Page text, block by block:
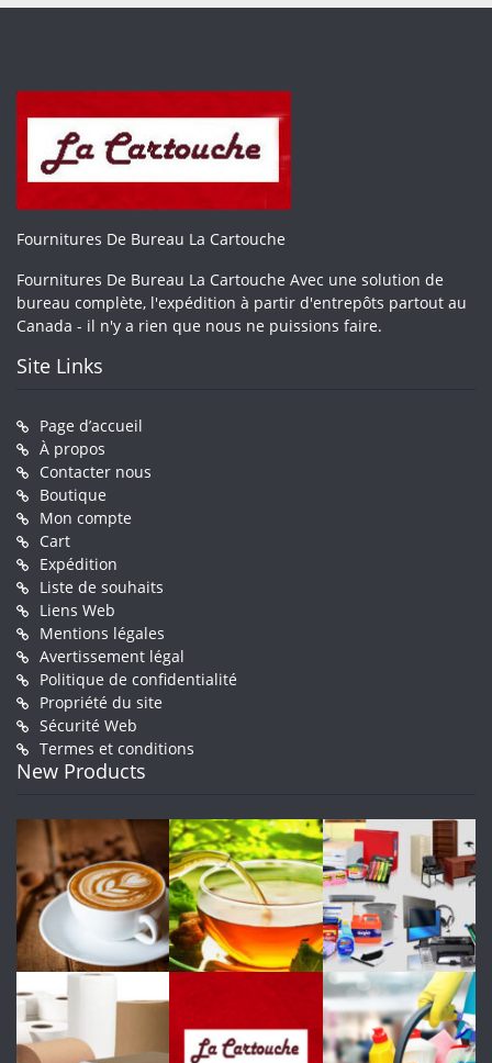
Fournitures De Bureau La Cartouche
Fournitures De Bureau La Cartouche Avec une solution de
bureau complète, l'expédition à partir d'entrepôts partout au
Canada - il n'y a rien que nous ne puissions faire.
Site Links
Page d’accueil
À propos
Contacter nous
Boutique
Mon compte
Cart
Expédition
Liste de souhaits
Liens Web
Mentions légales
Avertissement légal
Politique de confidentialité
Propriété du site
Sécurité Web
Termes et conditions
New Products